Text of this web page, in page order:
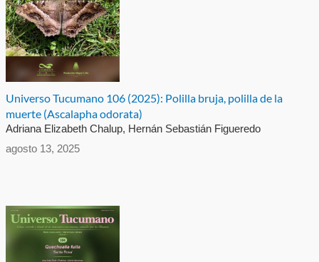
Universo Tucumano 106 (2025): Polilla bruja, polilla de la
muerte (Ascalapha odorata)
Adriana Elizabeth Chalup, Hernán Sebastián Figueredo
agosto 13, 2025